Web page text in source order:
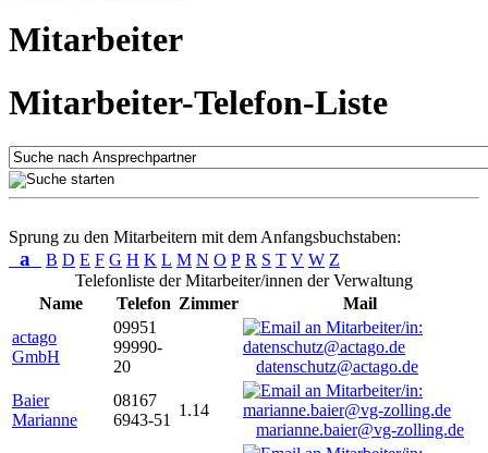
Mitarbeiter
Mitarbeiter-Telefon-Liste
Sprung zu den Mitarbeitern mit dem Anfangsbuchstaben:
a B D E F G H K L M N O P R S T V W Z
Telefonliste der Mitarbeiter/innen der Verwaltung
Name
Telefon Zimmer
Mail
actago
GmbH
09951
99990-
20
datenschutz@actago.de
Baier
Marianne
08167
6943-51
1.14
marianne.baier@vg-zolling.de